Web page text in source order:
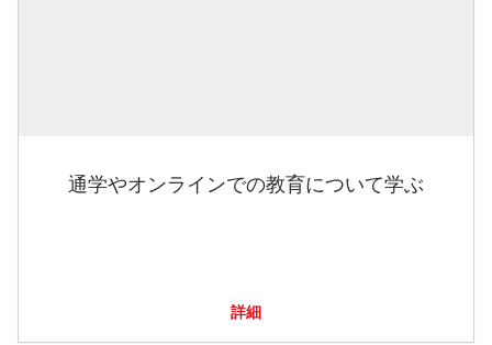
通学やオンラインでの教育について学ぶ
詳細